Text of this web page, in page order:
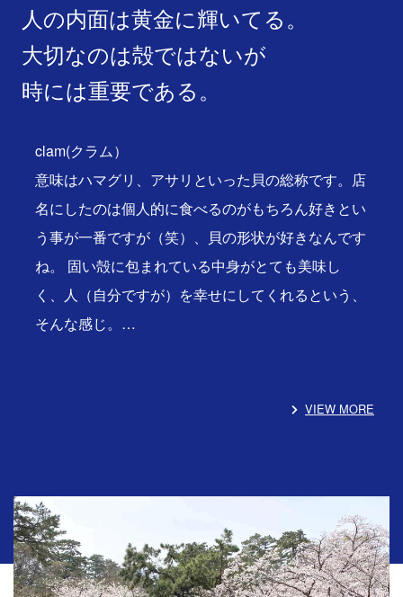
人の内面は黄金に輝いてる。
大切なのは殻ではないが
時には重要である。
clam(クラム）
意味はハマグリ、アサリといった貝の総称です。店
名にしたのは個人的に食べるのがもちろん好きとい
う事が一番ですが（笑）、貝の形状が好きなんです
ね。 固い殻に包まれている中身がとても美味し
く、人（自分ですが）を幸せにしてくれるという、
そんな感じ。…
VIEW MORE